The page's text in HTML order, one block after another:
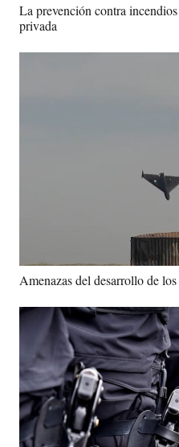
La prevención contra
privada
Amenazas del desarrollo de